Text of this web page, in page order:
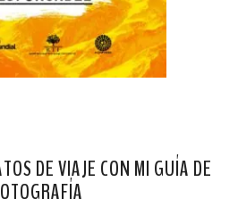
DE VIAJE CON MI GUÍA DE